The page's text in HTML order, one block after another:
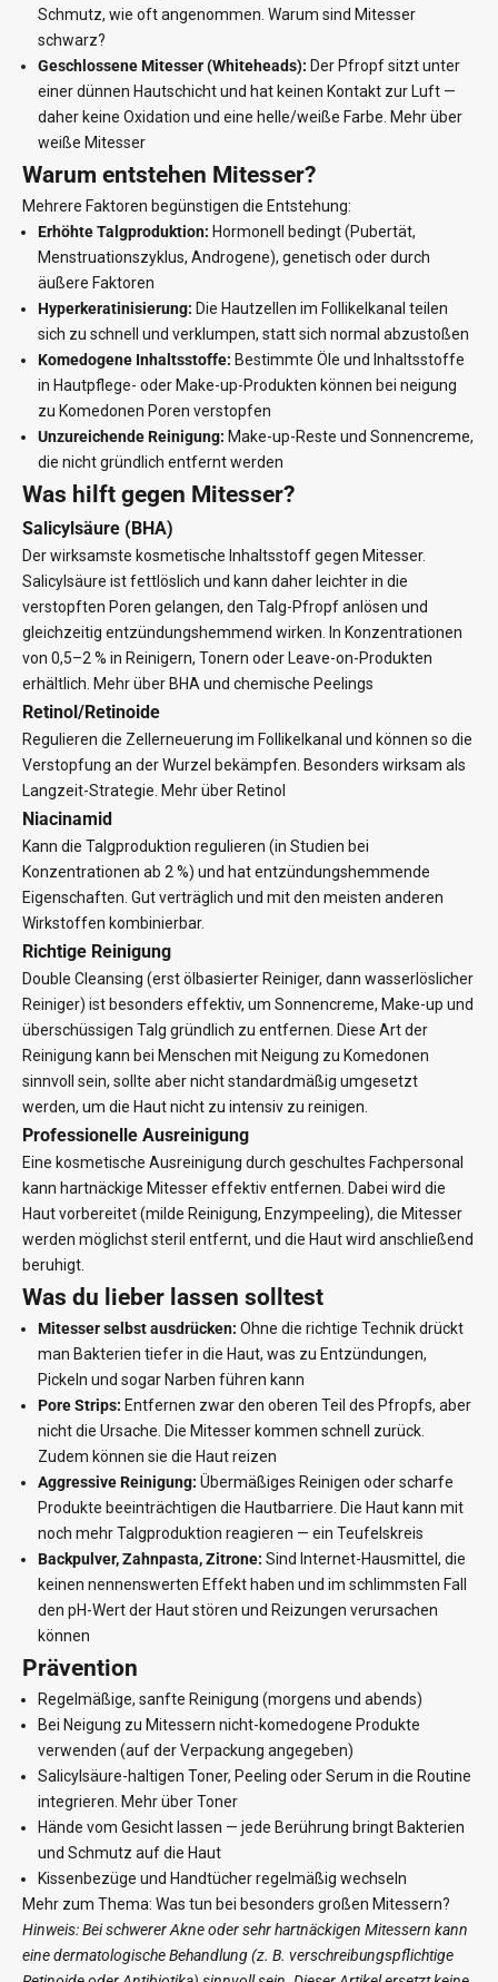
Schmutz, wie oft angenommen. Warum sind Mitesser
schwarz?
Geschlossene Mitesser (Whiteheads): Der Pfropf sitzt unter
einer dünnen Hautschicht und hat keinen Kontakt zur Luft —
daher keine Oxidation und eine helle/weiße Farbe. Mehr über
weiße Mitesser
Warum entstehen Mitesser?
Mehrere Faktoren begünstigen die Entstehung:
Erhöhte Talgproduktion: Hormonell bedingt (Pubertät,
Menstruationszyklus, Androgene), genetisch oder durch
äußere Faktoren
Hyperkeratinisierung: Die Hautzellen im Follikelkanal teilen
sich zu schnell und verklumpen, statt sich normal abzustoßen
Komedogene Inhaltsstoffe: Bestimmte Öle und Inhaltsstoffe
in Hautpflege- oder Make-up-Produkten können bei neigung
zu Komedonen Poren verstopfen
Unzureichende Reinigung: Make-up-Reste und Sonnencreme,
die nicht gründlich entfernt werden
Was hilft gegen Mitesser?
Salicylsäure (BHA)
Der wirksamste kosmetische Inhaltsstoff gegen Mitesser.
Salicylsäure ist fettlöslich und kann daher leichter in die
verstopften Poren gelangen, den Talg-Pfropf anlösen und
gleichzeitig entzündungshemmend wirken. In Konzentrationen
von 0,5–2 % in Reinigern, Tonern oder Leave-on-Produkten
erhältlich. Mehr über BHA und chemische Peelings
Retinol/Retinoide
Regulieren die Zellerneuerung im Follikelkanal und können so die
Verstopfung an der Wurzel bekämpfen. Besonders wirksam als
Langzeit-Strategie. Mehr über Retinol
Niacinamid
Kann die Talgproduktion regulieren (in Studien bei
Konzentrationen ab 2 %) und hat entzündungshemmende
Eigenschaften. Gut verträglich und mit den meisten anderen
Wirkstoffen kombinierbar.
Richtige Reinigung
Double Cleansing (erst ölbasierter Reiniger, dann wasserlöslicher
Reiniger) ist besonders effektiv, um Sonnencreme, Make-up und
überschüssigen Talg gründlich zu entfernen. Diese Art der
Reinigung kann bei Menschen mit Neigung zu Komedonen
sinnvoll sein, sollte aber nicht standardmäßig umgesetzt
werden, um die Haut nicht zu intensiv zu reinigen.
Professionelle Ausreinigung
Eine kosmetische Ausreinigung durch geschultes Fachpersonal
kann hartnäckige Mitesser effektiv entfernen. Dabei wird die
Haut vorbereitet (milde Reinigung, Enzympeeling), die Mitesser
werden möglichst steril entfernt, und die Haut wird anschließend
beruhigt.
Was du lieber lassen solltest
Mitesser selbst ausdrücken: Ohne die richtige Technik drückt
man Bakterien tiefer in die Haut, was zu Entzündungen,
Pickeln und sogar Narben führen kann
Pore Strips: Entfernen zwar den oberen Teil des Pfropfs, aber
nicht die Ursache. Die Mitesser kommen schnell zurück.
Zudem können sie die Haut reizen
Aggressive Reinigung: Übermäßiges Reinigen oder scharfe
Produkte beeinträchtigen die Hautbarriere. Die Haut kann mit
noch mehr Talgproduktion reagieren — ein Teufelskreis
Backpulver, Zahnpasta, Zitrone: Sind Internet-Hausmittel, die
keinen nennenswerten Effekt haben und im schlimmsten Fall
den pH-Wert der Haut stören und Reizungen verursachen
können
Prävention
Regelmäßige, sanfte Reinigung (morgens und abends)
Bei Neigung zu Mitessern nicht-komedogene Produkte
verwenden (auf der Verpackung angegeben)
Salicylsäure-haltigen Toner, Peeling oder Serum in die Routine
integrieren. Mehr über Toner
Hände vom Gesicht lassen — jede Berührung bringt Bakterien
und Schmutz auf die Haut
Kissenbezüge und Handtücher regelmäßig wechseln
Mehr zum Thema: Was tun bei besonders großen Mitessern?
Hinweis: Bei schwerer Akne oder sehr hartnäckigen Mitessern kann
eine dermatologische Behandlung (z. B. verschreibungspflichtige